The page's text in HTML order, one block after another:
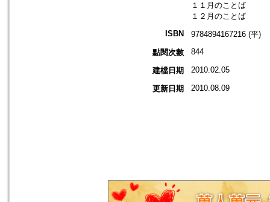
１１月のことば
１２月のことば
ISBN
9784894167216 (平)
點閱次數
844
建檔日期 2010.02.05
更新日期 2010.08.09